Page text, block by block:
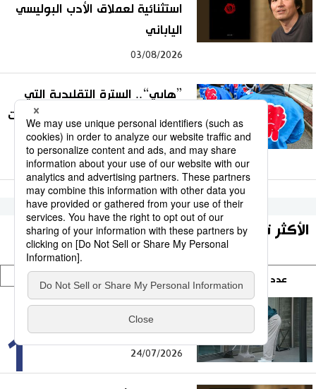
استثنائية لعملاق الأدب البوليسي
الياباني
03/08/2026
”هابي“.. السترة التقليدية التي
تضفي روحًا خاصة على المهرجانات
اليابانية
05/08/2026
الأكثر تفاعلا
عدد الزيارات
1
لماذا يرغب معظم اليابانيين فوق
سن الستين في مواصلة العمل؟
24/07/2026